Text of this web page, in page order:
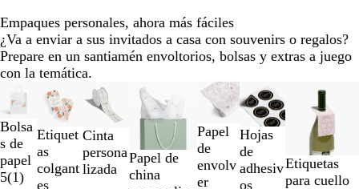
Empaques personales, ahora más fáciles
¿Va a enviar a sus invitados a casa con souvenirs o regalos?
Prepare en un santiamén envoltorios, bolsas y extras a juego
con la temática.
Nuevo bajo precio
Bolsa
s de
papel
5(1)
Nuevo bajo precio
Etiquet
as
colgant
es
Cinta
persona
lizada
Nuevas opciones
Papel de
china
Papel
de
envolv
er
Nuevas opciones
Hojas
de
adhesiv
os
Etiquetas
para cuello
Diapositivas
de
la
1
a
la